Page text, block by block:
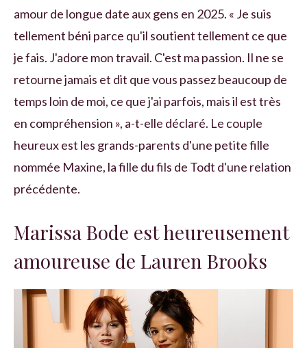
amour de longue date aux gens en 2025. « Je suis
tellement béni parce qu'il soutient tellement ce que
je fais. J'adore mon travail. C'est ma passion. Il ne se
retourne jamais et dit que vous passez beaucoup de
temps loin de moi, ce que j'ai parfois, mais il est très
en compréhension », a-t-elle déclaré. Le couple
heureux est les grands-parents d'une petite fille
nommée Maxine, la fille du fils de Todt d'une relation
précédente.
Marissa Bode est heureusement
amoureuse de Lauren Brooks